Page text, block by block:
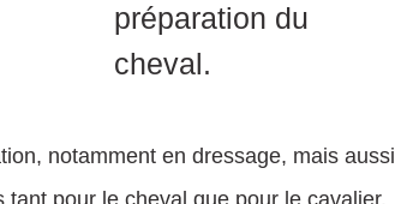
préparation du
cheval.
notamment en dressage, mais aussi
pour le cheval que pour le cavalier.